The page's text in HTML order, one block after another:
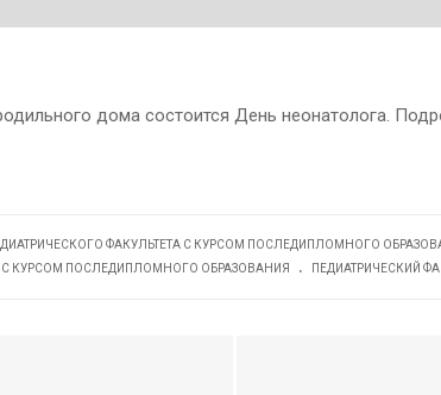
дома состоится День неонатолога.
ФАКУЛЬТЕТА С КУРСОМ ПОСЛЕДИПЛОМНОГО
С КУРСОМ ПОСЛЕДИПЛОМНОГО ОБРАЗОВАНИЯ . ПЕДИАТРИЧЕСКИЙ